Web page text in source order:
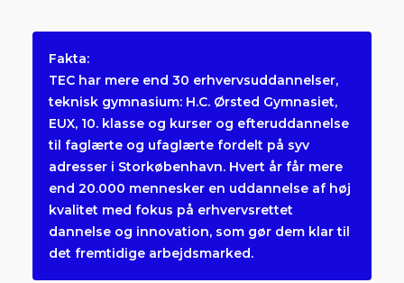
Fakta:
TEC har mere end 30 erhvervsuddannelser,
teknisk gymnasium: H.C. Ørsted Gymnasiet,
EUX, 10. klasse og kurser og efteruddannelse
til faglærte og ufaglærte fordelt på syv
adresser i Storkøbenhavn. Hvert år får mere
end 20.000 mennesker en uddannelse af høj
kvalitet med fokus på erhvervsrettet
dannelse og innovation, som gør dem klar til
det fremtidige arbejdsmarked.